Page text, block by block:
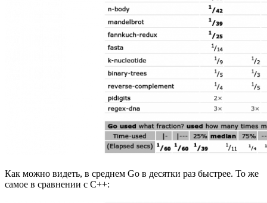
Как можно видеть, в среднем Go в десятки раз быстрее. То же
самое в сравнении с C++: